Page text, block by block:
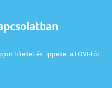
híreket és tippeket a LOVI-tól